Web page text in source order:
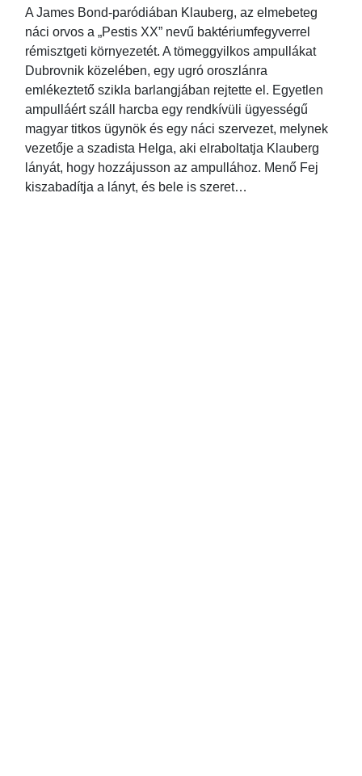
A James Bond-paródiában Klauberg, az elmebeteg
náci orvos a „Pestis XX” nevű baktériumfegyverrel
rémisztgeti környezetét. A tömeggyilkos ampullákat
Dubrovnik közelében, egy ugró oroszlánra
emlékeztető szikla barlangjában rejtette el. Egyetlen
ampulláért száll harcba egy rendkívüli ügyességű
magyar titkos ügynök és egy náci szervezet, melynek
vezetője a szadista Helga, aki elraboltatja Klauberg
lányát, hogy hozzájusson az ampullához. Menő Fej
kiszabadítja a lányt, és bele is szeret…